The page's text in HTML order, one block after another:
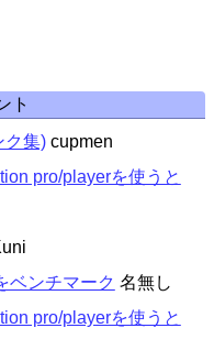
ト
ク集) cupmen
pro/playerを使うと
ベンチマーク 名無し
pro/playerを使うと